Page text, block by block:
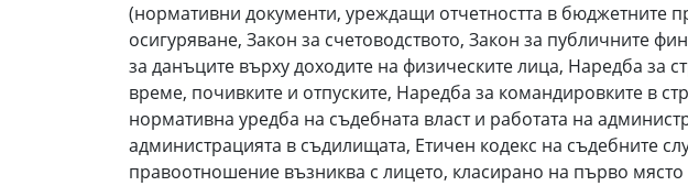
(нормативни документи, уреждащи отчетността в бюджетните
осигуряване, Закон за счетоводството, Закон за публичните
за данъците върху доходите на физическите лица, Наредба за
време, почивките и отпуските, Наредба за командировките в
нормативна уредба на съдебната власт и работата на
администрацията в съдилищата, Етичен кодекс на съдебните
правоотношение възниква с лицето, класирано на първо място